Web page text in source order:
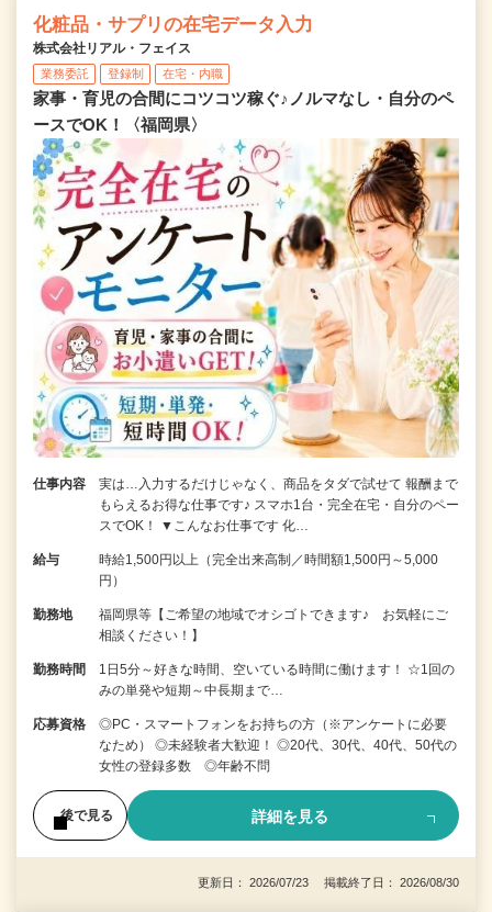
化粧品・サプリの在宅データ入力
株式会社リアル・フェイス
業務委託 登録制 在宅・内職
家事・育児の合間にコツコツ稼ぐ♪ノルマなし・自分のペ
ースでOK！〈福岡県〉
仕事内容
実は…入力するだけじゃなく、商品をタダで試せて 報酬まで
もらえるお得な仕事です♪ スマホ1台・完全在宅・自分のペー
スでOK！ ▼こんなお仕事です 化…
給与
時給1,500円以上（完全出来高制／時間額1,500円～5,000
円）
勤務地
福岡県等【ご希望の地域でオシゴトできます♪ お気軽にご
相談ください！】
勤務時間
1日5分～好きな時間、空いている時間に働けます！ ☆1回の
みの単発や短期～中長期まで…
応募資格
◎PC・スマートフォンをお持ちの方（※アンケートに必要
なため） ◎未経験者大歓迎！ ◎20代、30代、40代、50代の
女性の登録多数 ◎年齢不問
後で見る 詳細を見る
更新日： 2026/07/23 掲載終了日： 2026/08/30